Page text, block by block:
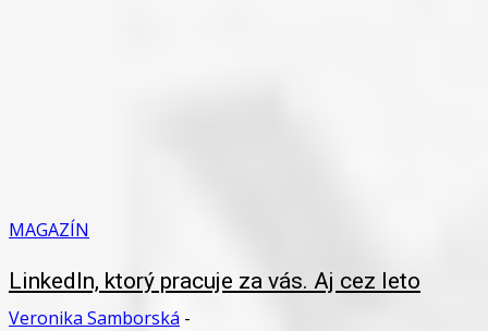
MAGAZÍN
LinkedIn, ktorý pracuje za vás. Aj cez leto
Veronika Samborská -